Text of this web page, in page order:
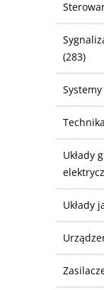
(283)
Układy
Układy